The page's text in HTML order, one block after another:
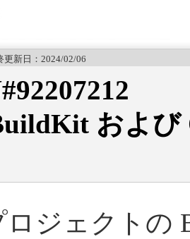
新日：2024/02/06
および
ロジェクトの